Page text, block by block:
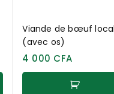
Viande de bœuf
(avec os)
4 000 CFA